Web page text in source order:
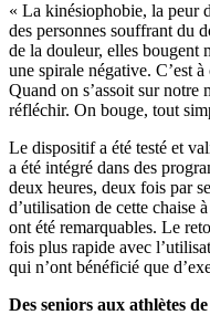
« La kinésiophobie, la peur
des personnes souffrant du
de la douleur, elles bougent
une spirale négative. C’est
Quand on s’assoit sur notre
réfléchir. On bouge, tout
Le dispositif a été testé et
a été intégré dans des
deux heures, deux fois par
d’utilisation de cette chaise
ont été remarquables. Le
fois plus rapide avec
qui n’ont bénéficié que
Des seniors aux athlètes